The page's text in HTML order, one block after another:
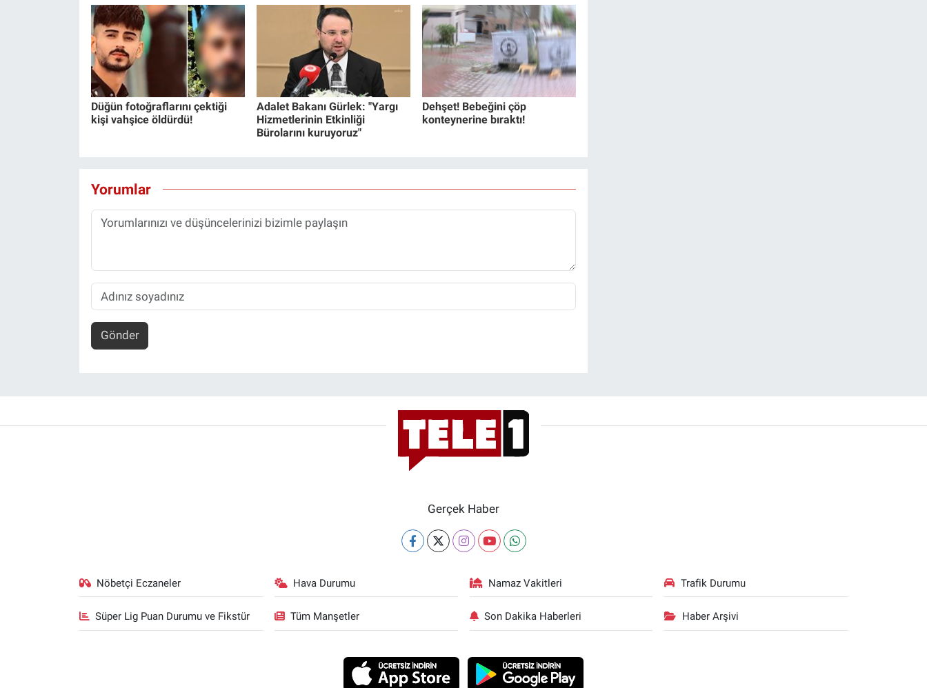
Düğün fotoğraflarını çektiği
kişi vahşice öldürdü!
Adalet Bakanı Gürlek: "Yargı
Hizmetlerinin Etkinliği
Bürolarını kuruyoruz"
Dehşet! Bebeğini çöp
konteynerine bıraktı!
Yorumlar
Gönder
Gerçek Haber
Nöbetçi Eczaneler Hava Durumu Namaz Vakitleri Trafik Durumu
Süper Lig Puan Durumu ve Fikstür Tüm Manşetler Son Dakika Haberleri Haber Arşivi